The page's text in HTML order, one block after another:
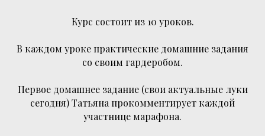
Курс состоит из 10 уроков.
В каждом уроке практические домашние задания
со своим гардеробом.
Первое домашнее задание (свои актуальные луки
сегодня) Татьяна прокомментирует каждой
участнице марафона.